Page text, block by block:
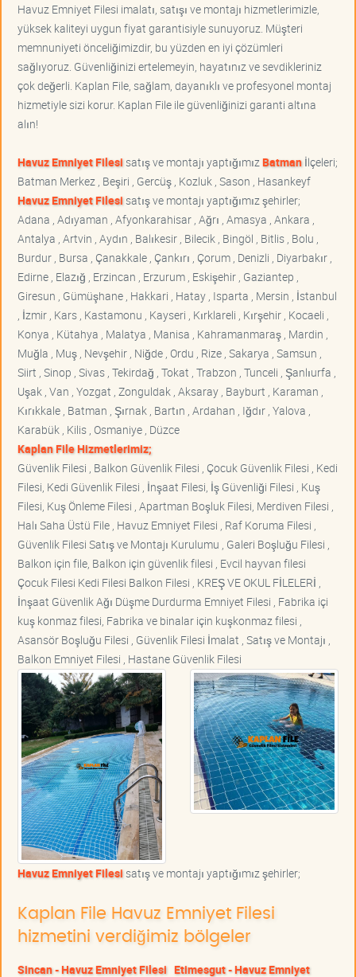
Havuz Emniyet Filesi imalatı, satışı ve montajı hizmetlerimizle,
yüksek kaliteyi uygun fiyat garantisiyle sunuyoruz. Müşteri
memnuniyeti önceliğimizdir, bu yüzden en iyi çözümleri
sağlıyoruz. Güvenliğinizi ertelemeyin, hayatınız ve sevdikleriniz
çok değerli. Kaplan File, sağlam, dayanıklı ve profesyonel montaj
hizmetiyle sizi korur. Kaplan File ile güvenliğinizi garanti altına
alın!
Havuz Emniyet Filesisatış ve montajı yaptığımız Batmanİlçeleri;
Batman Merkez , Beşiri , Gercüş , Kozluk , Sason , Hasankeyf
Havuz Emniyet Filesisatış ve montajı yaptığımız şehirler;
Adana , Adıyaman , Afyonkarahisar , Ağrı , Amasya , Ankara ,
Antalya , Artvin , Aydın , Balıkesir , Bilecik , Bingöl , Bitlis , Bolu ,
Burdur , Bursa , Çanakkale , Çankırı , Çorum , Denizli , Diyarbakır ,
Edirne , Elazığ , Erzincan , Erzurum , Eskişehir , Gaziantep ,
Giresun , Gümüşhane , Hakkari , Hatay , Isparta , Mersin , İstanbul
, İzmir , Kars , Kastamonu , Kayseri , Kırklareli , Kırşehir , Kocaeli ,
Konya , Kütahya , Malatya , Manisa , Kahramanmaraş , Mardin ,
Muğla , Muş , Nevşehir , Niğde , Ordu , Rize , Sakarya , Samsun ,
Siirt , Sinop , Sivas , Tekirdağ , Tokat , Trabzon , Tunceli , Şanlıurfa ,
Uşak , Van , Yozgat , Zonguldak , Aksaray , Bayburt , Karaman ,
Kırıkkale , Batman , Şırnak , Bartın , Ardahan , Iğdır , Yalova ,
Karabük , Kilis , Osmaniye , Düzce
Kaplan File Hizmetlerimiz;
Güvenlik Filesi , Balkon Güvenlik Filesi , Çocuk Güvenlik Filesi , Kedi
Filesi, Kedi Güvenlik Filesi , İnşaat Filesi, İş Güvenliği Filesi , Kuş
Filesi, Kuş Önleme Filesi , Apartman Boşluk Filesi, Merdiven Filesi ,
Halı Saha Üstü File , Havuz Emniyet Filesi , Raf Koruma Filesi ,
Güvenlik Filesi Satış ve Montajı Kurulumu , Galeri Boşluğu Filesi ,
Balkon için file, Balkon için güvenlik filesi , Evcil hayvan filesi
Çocuk Filesi Kedi Filesi Balkon Filesi , KREŞ VE OKUL FİLELERİ ,
İnşaat Güvenlik Ağı Düşme Durdurma Emniyet Filesi , Fabrika içi
kuş konmaz filesi, Fabrika ve binalar için kuşkonmaz filesi ,
Asansör Boşluğu Filesi , Güvenlik Filesi İmalat , Satış ve Montajı ,
Balkon Emniyet Filesi , Hastane Güvenlik Filesi
Havuz Emniyet Filesisatış ve montajı yaptığımız şehirler;
Kaplan File Havuz Emniyet Filesi
hizmetini verdiğimiz bölgeler
Sincan - Havuz Emniyet Filesi Etimesgut - Havuz Emniyet